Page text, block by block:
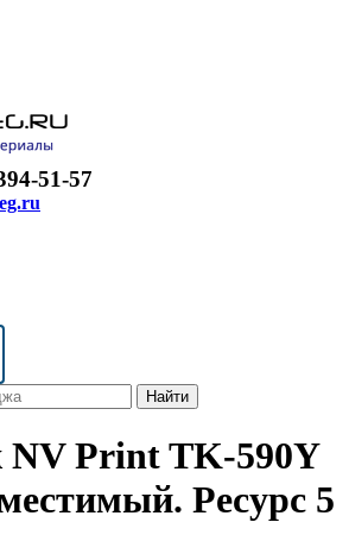
51-57
Print TK-590Y
Ресурс 5